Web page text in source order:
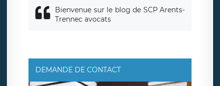
Bienvenue sur le blog de SCP Arents-
Trennec avocats
DEMANDE DE CONTACT